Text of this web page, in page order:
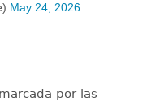
May 24, 2026
por las